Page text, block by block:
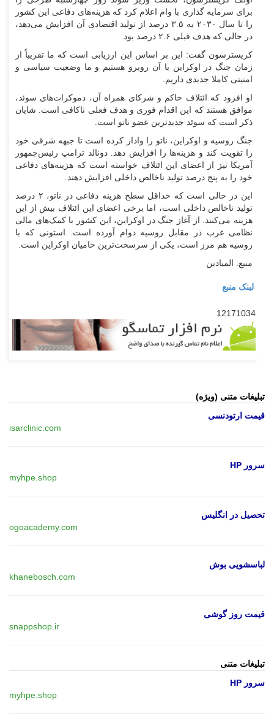
برای سرمایه گذاری با وام اعلام کرد که هزینه‌های دفاعی این کشور
را تا سال ۲۰۳۰ به ۳.۵ درصد از تولید اقتصادی آن افزایش می‌دهد،
در حالی که هدف قبلی ۲.۶ درصد بود.
کریسترسون گفت: این بر اساس این ارزیابی است که ما تقریباً از
زمان جنگ در اوکراین با آن روبرو هستیم و ما وضعیت سیاسی و
امنیتی کاملا جدیدی داریم.
او افزود که ائتلاف حاکم و شرکای همراه آن، دموکرات‌های سوئد،
موافق هستند که این اقدام فوری و هدف فعلی ناکافی است. شایان
ذکر است که سوئد جدیدترین عضو ناتو است.
جنگ روسیه و اوکراین، ناتو را وادار کرده است تا جبهه شرقی خود
را تقویت کند و هزینه‌ها را افزایش دهد. دونالد ترامپ رئیس‌جمهور
آمریکا نیز از اعضای این ائتلاف خواسته است که هزینه‌های دفاعی
خود را به پنج درصد تولید ناخالص داخلی افزایش دهند.
این در حالی است که حداقل سطح هزینه دفاعی در ناتو، ۲ درصد
تولید ناخالص داخلی است، اما برخی اعضای این ائتلاف بیش از این
هزینه می‌کنند. از آغاز جنگ در اوکراین، این کشور با کمک‌های مالی
نظامی غرب در مقابل روسیه دوام آورده است. استونی که با
روسیه هم مرز است، یکی از سرسخت‌ترین حامیان اوکراین است.
منبع: المیادین
لینک منبع
12171034
تبلیغات متنی (ویژه)
قیمت ارتودنسی
isarclinic.com
سرور HP
myhpe.shop
تحصیل در انگلیس
ogoacademy.com
لباسشویی بوش
khanebosch.com
قیمت روز گوشی
snappshop.ir
تبلیغات متنی
سرور HP
myhpe.shop